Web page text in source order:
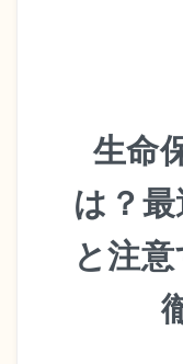
生命
は？
と注